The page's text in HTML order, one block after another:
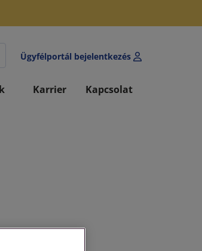
Ügyfélportál bejelentkezés
Karrier Kapcsolat